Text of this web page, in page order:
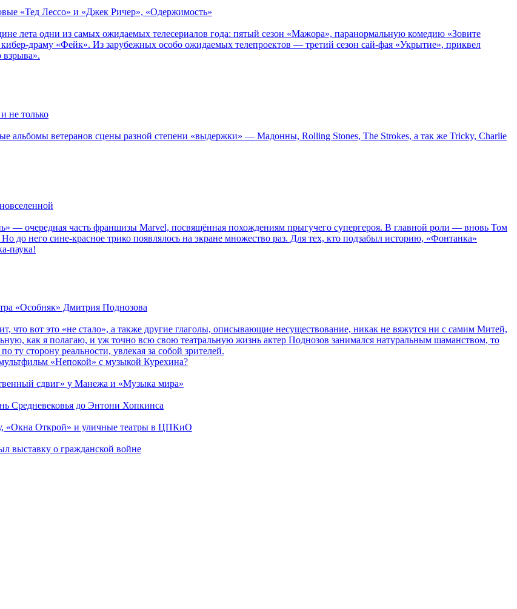
«Тед Лессо» и «Джек Ричер», «Одержимость»
лета одни из самых ожидаемых телесериалов года: пятый сезон «Мажора», паранормальную комедию «Зовите
драму «Фейк». Из зарубежных особо ожидаемых телепроектов — третий сезон сай-фая «Укрытие», приквел
не только
ветеранов сцены разной степени «выдержки» — Мадонны, Rolling Stones, The Strokes, а так же Tricky, Charlie
— очередная часть франшизы Marvel, посвящённая похождениям прыгучего супергероя. В главной роли — вновь Том
до него сине-красное трико появлялось на экране множество раз. Для тех, кто подзабыл историю, «Фонтанка»
паука!
«Особняк» Дмитрия Поднозова
что вот это «не стало», а также другие глаголы, описывающие несуществование, никак не вяжутся ни с самим Митей,
как я полагаю, и уж точно всю свою театральную жизнь актер Поднозов занимался натуральным шаманством, то
ту сторону реальности, увлекая за собой зрителей.
«Непокой» с музыкой Курехина?
сдвиг» у Манежа и «Музыка мира»
Средневековья до Энтони Хопкинса
«Окна Открой» и уличные театры в ЦПКиО
выставку о гражданской войне